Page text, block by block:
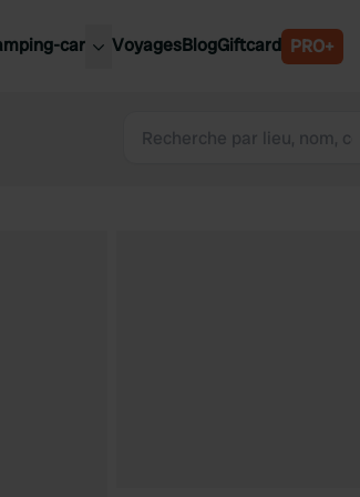
car
Slovénie
VoyagesBlogGiftcard PRO+